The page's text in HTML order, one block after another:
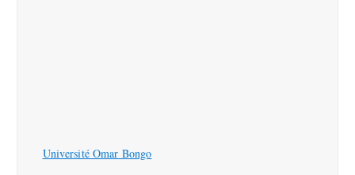
Université Omar Bongo